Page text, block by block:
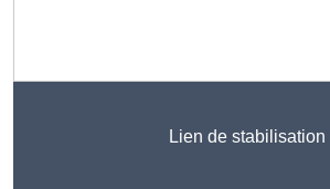
Lien de stabilisation